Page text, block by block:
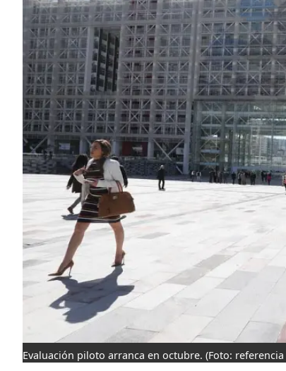
Evaluación piloto arranca en octubre. (Foto: referencia